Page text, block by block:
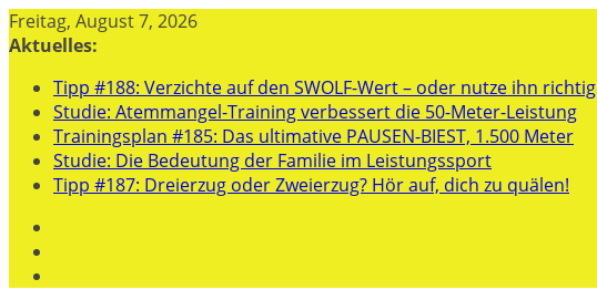
Zum
Inhalt
Freitag, August 7, 2026
Aktuelles:
Tipp #188: Verzichte auf den SWOLF-Wert – oder nutze ihn richtig
Studie: Atemmangel-Training verbessert die 50-Meter-Leistung
Trainingsplan #185: Das ultimative PAUSEN-BIEST, 1.500 Meter
Studie: Die Bedeutung der Familie im Leistungssport
Tipp #187: Dreierzug oder Zweierzug? Hör auf, dich zu quälen!